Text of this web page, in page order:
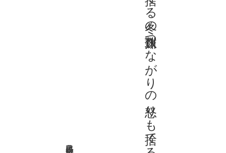
辰巳泰子 『紅い花』